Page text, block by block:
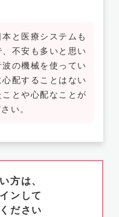
と医療システムも
不安も多いと思い
の機械を使ってい
配することはない
とや心配なことが
い。
方は、
ンして
ださい